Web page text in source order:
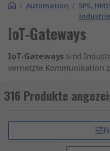
/ Automation / SPS,
IoT-Gateways
IoT-Gateways sind
vernetzte Kommunikation
Verbindung zu Cloud-
Sie sind essenziell für
analysieren und die
Überwachung von
316 Produkte